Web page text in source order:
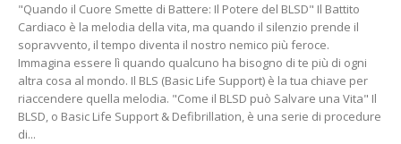
"Quando il Cuore Smette di Battere: Il Potere del BLSD" Il Battito
Cardiaco è la melodia della vita, ma quando il silenzio prende il
sopravvento, il tempo diventa il nostro nemico più feroce.
Immagina essere lì quando qualcuno ha bisogno di te più di ogni
altra cosa al mondo. Il BLS (Basic Life Support) è la tua chiave per
riaccendere quella melodia. "Come il BLSD può Salvare una Vita" Il
BLSD, o Basic Life Support & Defibrillation, è una serie di procedure
di...